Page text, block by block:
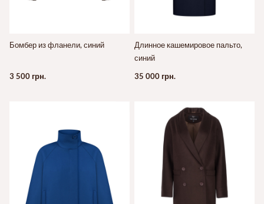
Бомбер из фланели, синий
3 500 грн.
Длинное кашемировое пальто,
синий
35 000 грн.